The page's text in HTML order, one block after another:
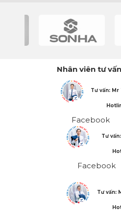
Nhân viên tư
Tư vấn: Mr
Facebook
Tư
Facebook
Tư vấn: